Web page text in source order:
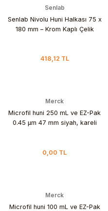
Senlab
Senlab Nivolu Huni Halkası 75 x
180 mm – Krom Kaplı Çelik
418,12 TL
Merck
Microfil huni 250 mL ve EZ-Pak
0.45 µm 47 mm siyah, kareli
0,00 TL
Merck
Microfil huni 100 mL ve EZ-Pak